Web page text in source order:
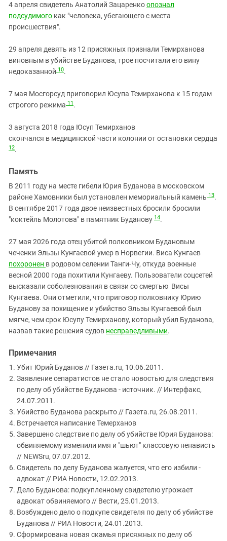
4 апреля свидетель Анатолий Зацаренкоопознал
подсудимого как "человека, убегающего с места
происшествия".
29 апреля девять из 12 присяжных признали Темирханова
виновным в убийстве Буданова, трое посчитали его вину
недоказанной 10.
7 мая Мосгорсуд приговорил Юсупа Темирханова к 15 годам
строгого режима 11 .
3 августа 2018 года Юсуп Темирханов
скончался в медицинской части колонии от остановки сердца
12.
Память
В 2011 году на месте гибели Юрия Буданова в московском
районе Хамовники был установлен мемориальный камень 13.
В сентябре 2017 года двое неизвестных бросили бросили
"коктейль Молотова" в памятник Буданову 14.
27 мая 2026 года отец убитой полковником Будановым
чеченки Эльзы Кунгаевой умер в Норвегии. Виса Кунгаев
похоронен в родовом селении Танги-Чу, откуда военные
весной 2000 года похитили Кунгаеву. Пользователи соцсетей
высказали соболезнования в связи со смертью Висы
Кунгаева. Они отметили, что приговор полковнику Юрию
Буданову за похищение и убийство Эльзы Кунгаевой был
мягче, чем срок Юсупу Темирханову, который убил Буданова,
назвав такие решения судов несправедливыми.
Примечания
Убит Юрий Буданов // Газета.ru, 10.06.2011.
Заявление сепаратистов не стало новостью для следствия
по делу об убийстве Буданова - источник. // Интерфакс,
24.07.2011.
Убийство Буданова раскрыто // Газета.ru, 26.08.2011.
Встречается написание Темерханов
Завершено следствие по делу об убийстве Юрия Буданова:
обвиняемому изменили имя и "шьют" классовую ненависть
// NEWSru, 07.07.2012.
Свидетель по делу Буданова жалуется, что его избили -
адвокат // РИА Новости, 12.02.2013.
Дело Буданова: подкупленному свидетелю угрожает
адвокат обвиняемого // Вести, 25.01.2013.
Возбуждено дело о подкупе свидетеля по делу об убийстве
Буданова // РИА Новости, 24.01.2013.
Сформирована новая скамья присяжных по делу об